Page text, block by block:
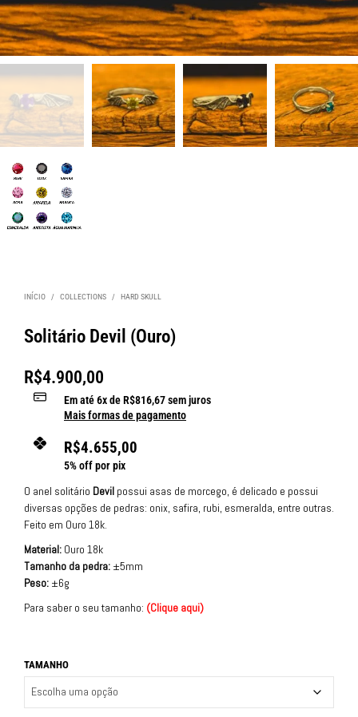
INÍCIO / COLLECTIONS / HARD SKULL
Solitário Devil (Ouro)
R$4.900,00
Em até6x deR$816,67sem juros
Mais formas de pagamento
R$4.655,00
5% off por pix
O anel solitário Devil possui asas de morcego, é delicado e possui
diversas opções de pedras: onix, safira, rubi, esmeralda, entre outras.
Feito em Ouro 18k.
Material: Ouro 18k
Tamanho da pedra: ±5mm
Peso: ±6g
Para saber o seu tamanho: (Clique aqui)
TAMANHO